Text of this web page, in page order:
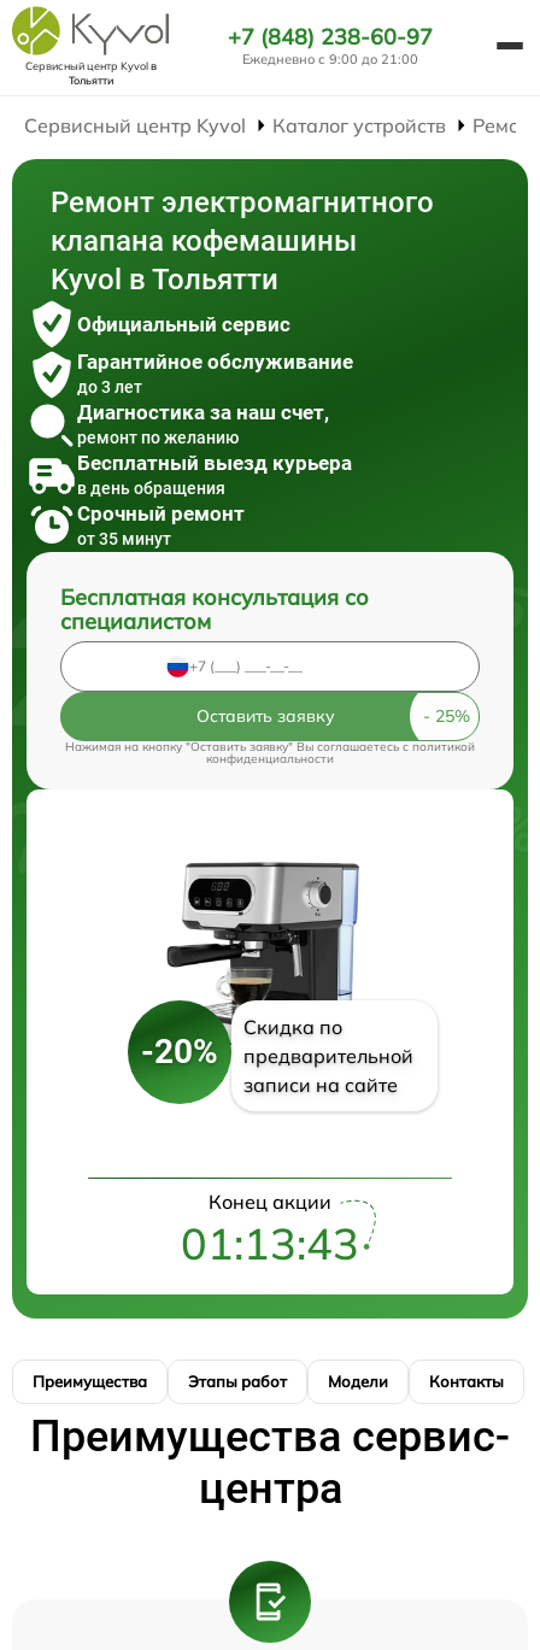
Сервисный центр Kyvolв
Тольятти
+7 (848) 238-60-97
Ежедневно с 9:00 до 21:00
Сервисный центр Kyvol Каталог устройств
Ремонт электромагнитного
клапана кофемашины
Kyvol в Тольятти
Официальный сервис
Гарантийное обслуживание
до 3 лет
Диагностика за наш счет,
ремонт по желанию
Бесплатный выезд курьера
в день обращения
Срочный ремонт
от 35 минут
Бесплатная консультация со
специалистом
Оставить заявку
Нажимая на кнопку "Оставить заявку" Вы соглашаетесь cполитикой
конфиденциальности
-20%
Скидка по
предварительной
записи на сайте
Конец акции
01:13:43
Преимущества Этапы работ Модели Контакты
Преимущества сервис-
центра